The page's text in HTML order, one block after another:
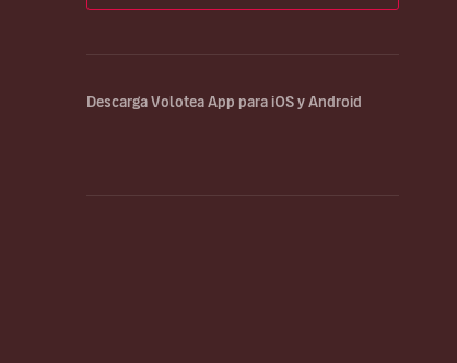
Descarga Volotea App para iOS y Android